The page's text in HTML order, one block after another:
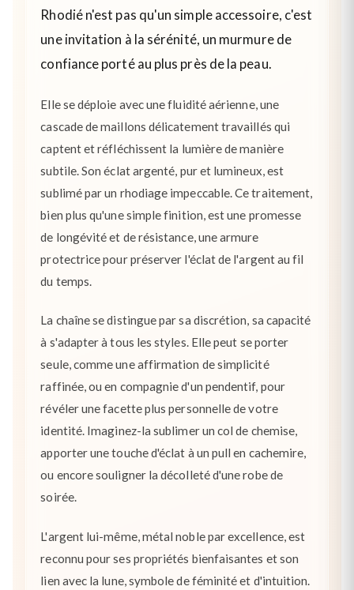
Rhodié n'est pas qu'un simple accessoire, c'est
une invitation à la sérénité, un murmure de
confiance porté au plus près de la peau.
Elle se déploie avec une fluidité aérienne, une
cascade de maillons délicatement travaillés qui
captent et réfléchissent la lumière de manière
subtile. Son éclat argenté, pur et lumineux, est
sublimé par un rhodiage impeccable. Ce traitement,
bien plus qu'une simple finition, est une promesse
de longévité et de résistance, une armure
protectrice pour préserver l'éclat de l'argent au fil
du temps.
La chaîne se distingue par sa discrétion, sa capacité
à s'adapter à tous les styles. Elle peut se porter
seule, comme une affirmation de simplicité
raffinée, ou en compagnie d'un pendentif, pour
révéler une facette plus personnelle de votre
identité. Imaginez-la sublimer un col de chemise,
apporter une touche d'éclat à un pull en cachemire,
ou encore souligner la décolleté d'une robe de
soirée.
L'argent lui-même, métal noble par excellence, est
reconnu pour ses propriétés bienfaisantes et son
lien avec la lune, symbole de féminité et d'intuition.